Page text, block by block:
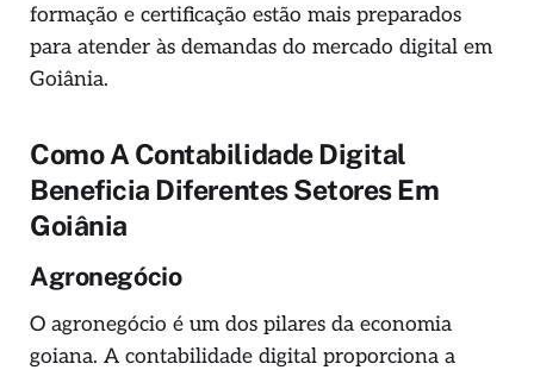
formação e certificação estão mais preparados
para atender às demandas do mercado digital em
Goiânia.
Como A Contabilidade Digital
Beneficia Diferentes Setores Em
Goiânia
Agronegócio
O agronegócio é um dos pilares da economia
goiana. A contabilidade digital proporciona a